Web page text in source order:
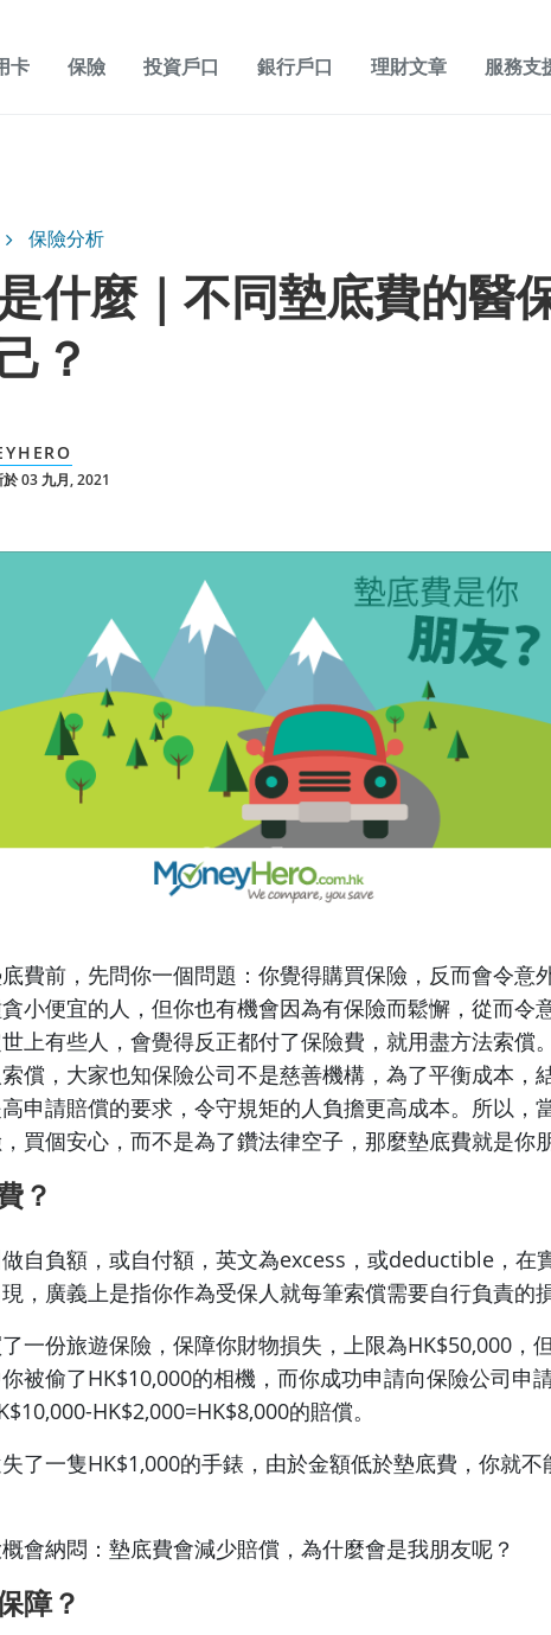
卡 保險 投資戶口 銀行戶口 理財文章 服務支
保險分析
什麼｜不同墊底費的醫
？
03 九月, 2021
費前，先問你一個問題：你覺得購買保險，反而會令意
小便宜的人，但你也有機會因為有保險而鬆懈，從而令意
上有些人，會覺得反正都付了保險費，就用盡方法索償
償，大家也知保險公司不是慈善機構，為了平衡成本，
申請賠償的要求，令守規矩的人負擔更高成本。所以，
買個安心，而不是為了鑽法律空子，那麼墊底費就是你朋
？
自負額，或自付額，英文為excess，或deductible，在
，廣義上是指你作為受保人就每筆索償需要自行負責的損
一份旅遊保險，保障你財物損失，上限為HK$50,000，
被偷了HK$10,000的相機，而你成功申請向保險公司申
HK$2,000=HK$8,000的賠償。
了一隻HK$1,000的手錶，由於金額低於墊底費，你就不
會納悶：墊底費會減少賠償，為什麼會是我朋友呢？
障？